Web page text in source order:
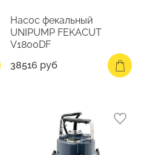
Насос фекальный
UNIPUMP FEKACUT
V1800DF
38516 руб